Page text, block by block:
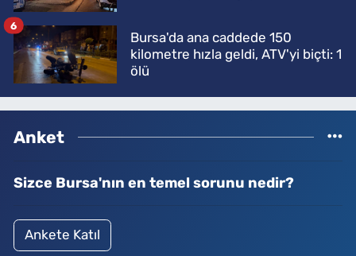
Bursa'da ana caddede 150
kilometre hızla geldi, ATV'yi biçti: 1
ölü
6
Anket
Sizce Bursa'nın en temel sorunu nedir?
Ankete Katıl